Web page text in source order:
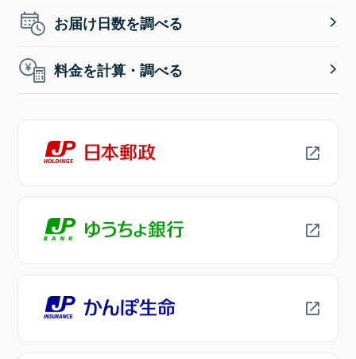
お届け日数を調べる
料金を計算・調べる